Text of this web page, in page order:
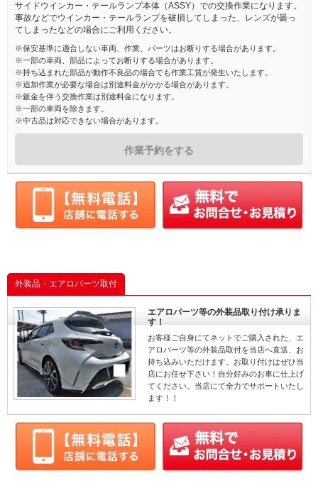
サイドウインカー・テールランプ本体（ASSY）での交換作業になります。
事故などでウインカー・テールランプを破損してしまった、レンズが曇っ
てしまったなどの場合にご利用ください。
※保安基準に適合しない車両、作業、パーツはお断りする場合があります。
※一部の車両、部品によってお断りする場合があります。
※持ち込まれた部品が動作不良品の場合でも作業工賃が発生いたします。
※追加作業が必要な場合は別途料金がかかる場合があります。
※鈑金を伴う交換作業は別途料金になります。
※一部の車両を除きます。
※中古品は対応できない場合があります。
作業予約をする
外装品・エアロパーツ取付
エアロパーツ等の外装品取り付け承りま
す！
お客様ご自身にてネットでご購入された、エ
アロパーツ等の外装品取付を当店へ直送、お
持ち込みいただけます。お取り付けはぜひ当
店にお任せ下さい！自分好みのお車に仕上げ
てください。当店にて全力でサポートいたし
ます！！